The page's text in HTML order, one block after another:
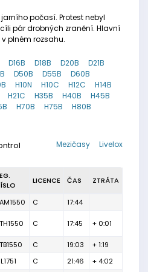
počasí. Protest nebyl
pár drobných zranění. Hlavní
plném rozsahu.
D16B D18B D20B
D21B
D50B D55B
D60B
H10N H10C H12C
H14B
H21C H35B H40B
H45B
H70B H75B
H80B
Livelox
Mezičasy
LICENCE ČAS ZTRÁTA
C 17:44
C 17:45 + 0:01
C 19:03
+ 1:19
C 21:46 + 4:02